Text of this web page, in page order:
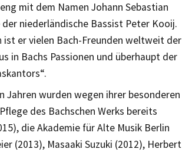
mit dem Namen Johann Sebastian
der niederländi­sche Bassist Peter Kooij.
ist er vielen Bach-Freunden weltweit der
in Bachs Passionen und überhaupt der
Jahren wurden wegen ihrer besonderen
des Bachschen Werks bereits
die Akademie für Alte Musik Berlin
(2013), Masaaki Suzuki (2012), Herbert